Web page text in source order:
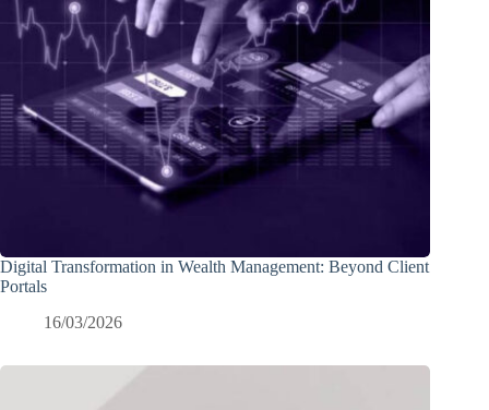
Digital Transformation in Wealth Management: Beyond Client
Portals
16/03/2026